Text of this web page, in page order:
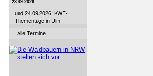
23.09.2026
und 24.09.2026: KWF-
Thementage in Ulm
Alle Termine